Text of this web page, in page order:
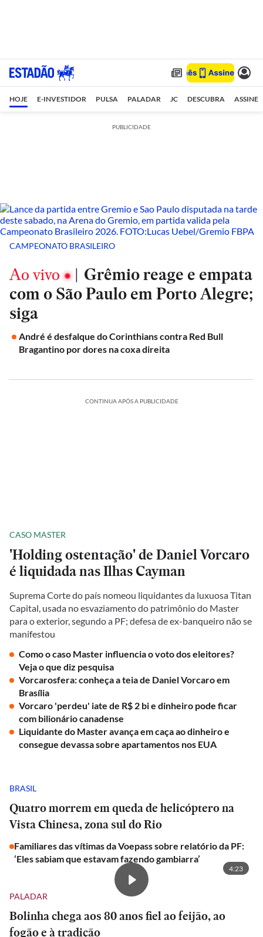
HOJE E-INVESTIDOR PULSA PALADAR JC DESCUBRA ASSINE
PUBLICIDADE
CAMPEONATO BRASILEIRO
Ao vivo | Grêmio reage e empata
com o São Paulo em Porto Alegre;
siga
André é desfalque do Corinthians contra Red Bull
Bragantino por dores na coxa direita
CONTINUA APÓS A PUBLICIDADE
CASO MASTER
'Holding ostentação' de Daniel Vorcaro
é liquidada nas Ilhas Cayman
Suprema Corte do país nomeou liquidantes da luxuosa Titan
Capital, usada no esvaziamento do patrimônio do Master
para o exterior, segundo a PF; defesa de ex-banqueiro não se
manifestou
Como o caso Master influencia o voto dos eleitores?
Veja o que diz pesquisa
Vorcarosfera: conheça a teia de Daniel Vorcaro em
Brasília
Vorcaro 'perdeu' iate de R$ 2 bi e dinheiro pode ficar
com bilionário canadense
Liquidante do Master avança em caça ao dinheiro e
consegue devassa sobre apartamentos nos EUA
BRASIL
Quatro morrem em queda de helicóptero na
Vista Chinesa, zona sul do Rio
Familiares das vítimas da Voepass sobre relatório da PF:
‘Eles sabiam que estavam fazendo gambiarra’
4:23
PALADAR
Bolinha chega aos 80 anos fiel ao feijão, ao
fogão e à tradição